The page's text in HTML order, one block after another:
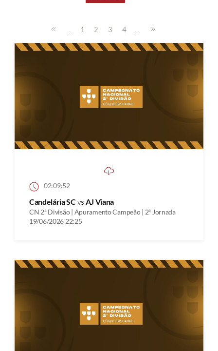
... 1 2 3 4 ...
02:09:52
Candelária SCvs AJ Viana
CN 2ª Divisão | Apuramento Campeão | 2ª Jornada
19/06/2026 22:25